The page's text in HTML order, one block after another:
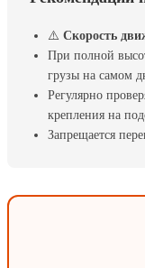
⚠️ Скорость
При полной
грузы на самом
Регулярно
крепления на
Запрещается